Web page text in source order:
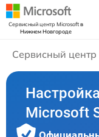
Сервисный центр Microsoftв
Нижнем Новгороде
Сервисный
Microsoft